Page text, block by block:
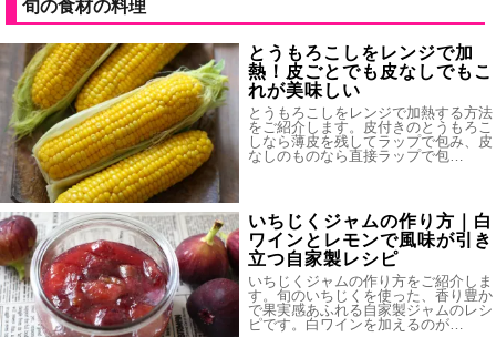
旬の食材の料理
とうもろこしをレンジで加
熱！皮ごとでも皮なしでもこ
れが美味しい
とうもろこしをレンジで加熱する方法
をご紹介します。皮付きのとうもろこ
しなら薄皮を残してラップで包み、皮
なしのものなら直接ラップで包…
いちじくジャムの作り方｜白
ワインとレモンで風味が引き
立つ自家製レシピ
いちじくジャムの作り方をご紹介しま
す。旬のいちじくを使った、香り豊か
で果実感あふれる自家製ジャムのレシ
ピです。白ワインを加えるのが…